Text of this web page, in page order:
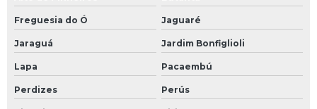
Manutenção ups
Mini cpu industrial
Freguesia do Ó Jaguaré
Jaraguá Jardim Bonfiglioli
Lapa Pacaembú
Perdizes Perús